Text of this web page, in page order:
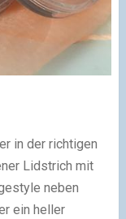
in der richtigen
Lidstrich mit
neben
ein heller